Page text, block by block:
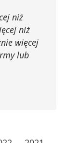
niż
niż
więcej
lub